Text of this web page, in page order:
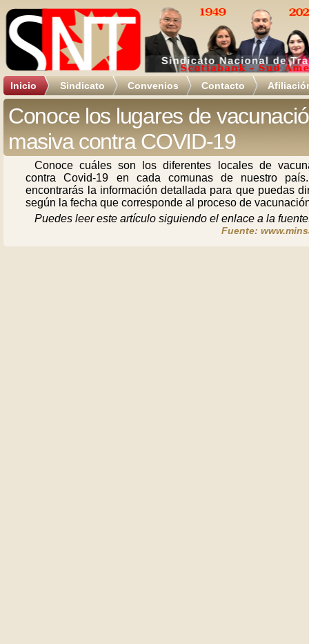
Inicio Sindicato Convenios Contacto
Conoce los lugares de
masiva contra COVID-19
Conoce cuáles son los diferentes locales de
contra Covid-19 en cada comunas de nuestro
encontrarás la información detallada para que puedas
según la fecha que corresponde al proceso de
Puedes leer este artículo siguiendo el enlace a la
Fuente: